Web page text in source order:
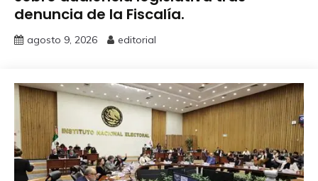
denuncia de la Fiscalía.
agosto 9, 2026 editorial